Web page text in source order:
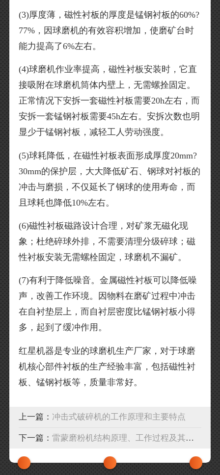
(3)厚度薄，磁性衬板的厚度是锰钢衬板的60%?
77%，因球磨机的有效容积增加，使磨矿台时
能力提高了6%左右。
(4)球磨机作业率提高，磁性衬板安装时，它直
接吸附在球磨机筒体内壁上，无需螺拴固定。
正常情况下安拆一套磁性衬板需要20h左右，而
安拆一套锰钢衬板需要45h左右。安拆次数也明
显少于锰钢衬板，减轻工人劳动强度。
(5)球耗降低，在磁性衬板表面形成厚度20mm?
30mm的保护层，大大降低矿石、钢球对衬板的
冲击与磨损，不仅延长了钢球的使用寿命，而
且球耗也降低10%左右。
(6)磁性衬板磁路设计合理，对矿浆无磁化现
象；杜绝碎球外排，不需要清理分级碎球；磁
性衬板安装无需螺栓固定，球磨机不漏矿。
(7)有利于降低噪音。金属磁性衬板可以降低噪
声，改善工作环境。因物料在磨矿过程中冲击
在自衬垫层上，而自衬层密度比锰钢衬板小得
多，起到了缓冲作用。
红星机器是专业的球磨机生产厂家，对于球磨
机核心部件衬板的生产经验丰富，包括磁性衬
板、锰钢衬板等，质量非常好。
上一篇： 冲击式破碎机的工作原理和主要特点
下一篇：雷蒙磨粉机结构原理、工作过程及其特点汇总